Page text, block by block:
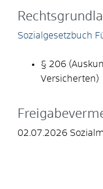
Sozialgesetzbuch
§ 206
Versicherten)
02.07.2026